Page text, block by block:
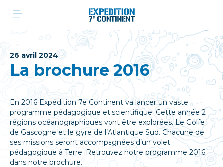
26 avril 2024
La brochure 2016
En 2016 Expédition 7e Continent va lancer un vaste
programme pédagogique et scientifique. Cette année 2
régions océanographiques vont être explorées. Le Golfe
de Gascogne et le gyre de l’Atlantique Sud. Chacune de
ses missions seront accompagnées d’un volet
pédagogique à Terre. Retrouvez notre programme 2016
dans notre brochure.